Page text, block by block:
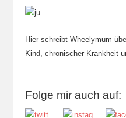
Hier schreibt Wheelymum
Kind, chronischer Krankheit
Folge mir auch auf: